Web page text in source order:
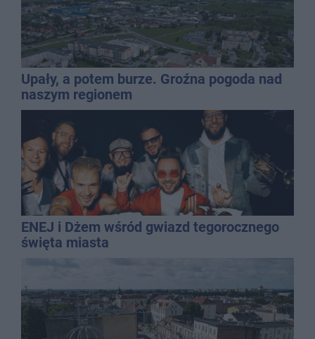
Upały, a potem burze. Groźna pogoda nad
naszym regionem
ENEJ i Dżem wśród gwiazd tegorocznego
święta miasta